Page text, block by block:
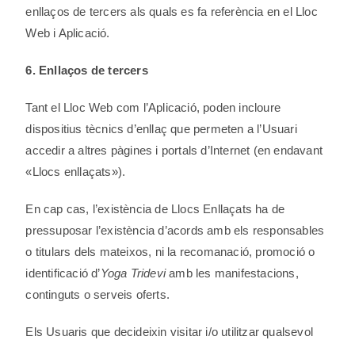
enllaços de tercers als quals es fa referència en el Lloc
Web i Aplicació.
6. Enllaços de tercers
Tant el Lloc Web com l’Aplicació, poden incloure
dispositius tècnics d’enllaç que permeten a l’Usuari
accedir a altres pàgines i portals d’Internet (en endavant
«Llocs enllaçats»).
En cap cas, l’existència de Llocs Enllaçats ha de
pressuposar l’existència d’acords amb els responsables
o titulars dels mateixos, ni la recomanació, promoció o
identificació d’Yoga Trideviamb les manifestacions,
continguts o serveis oferts.
Els Usuaris que decideixin visitar i/o utilitzar qualsevol